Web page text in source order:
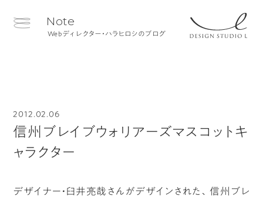
Note
Webディレクター・ハラヒロシのブログ
2012.02.06
信州ブレイブウォリアーズマスコットキ
ャラクター
デザイナー・臼井亮哉さんがデザインされた、信州ブレ